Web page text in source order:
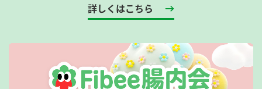
詳しくはこちら